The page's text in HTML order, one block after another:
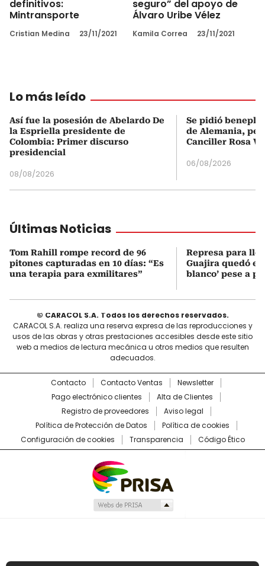
definitivos:
Mintransporte
Cristian Medina 23/11/2021
seguro” del apoyo de
Álvaro Uribe Vélez
Kamila Correa 23/11/2021
Lo más leído
Así fue la posesión de Abelardo De
la Espriella presidente de
Colombia: Primer discurso
presidencial
08/08/2026
Se pidió
de Alemania,
Canciller Rosa
06/08/2026
Últimas Noticias
Tom Rahill rompe record de 96
pitones capturadas en 10 días: “Es
una terapia para exmilitares”
Represa para
Guajira quedó en
blanco’ pese a
© CARACOL S.A. Todos los derechos reservados.
CARACOL S.A. realiza una reserva expresa de las reproducciones y
usos de las obras y otras prestaciones accesibles desde este sitio
web a medios de lectura mecánica u otros medios que resulten
adecuados.
Contacto Contacto Ventas
Newsletter
Pago electrónico clientes
Alta de Clientes
Registro de proveedores
Aviso legal
Política de Protección de Datos
Política de cookies
Configuración de cookies
Transparencia Código Ético